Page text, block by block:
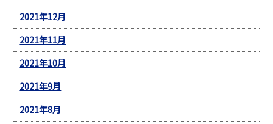
2021年12月
2021年11月
2021年10月
2021年9月
2021年8月